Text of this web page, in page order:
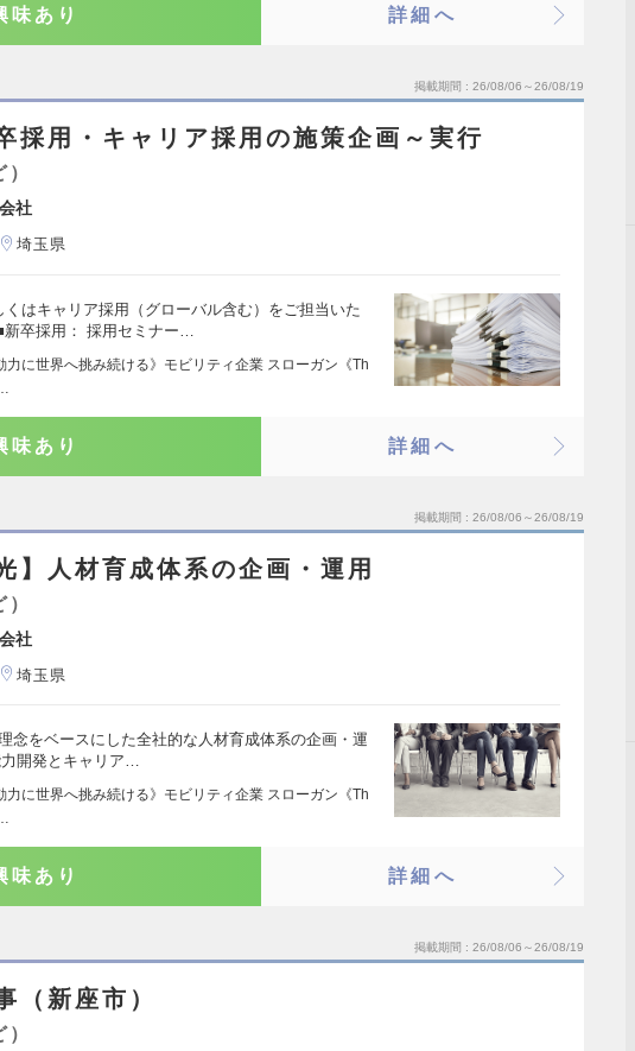
味あり 詳細へ
掲載期間 26/08/06～26/08/19
採用・キャリア採用の施策企画～実行
社
埼玉県
くはキャリア採用（グローバル含む）をご担当いた
卒採用： 採用セミナー…
に世界へ挑み続ける》モビリティ企業 スローガン《Th
味あり 詳細へ
掲載期間 26/08/06～26/08/19
】人材育成体系の企画・運用
社
埼玉県
念をベースにした全社的な人材育成体系の企画・運
開発とキャリア…
に世界へ挑み続ける》モビリティ企業 スローガン《Th
味あり 詳細へ
掲載期間 26/08/06～26/08/19
（新座市）